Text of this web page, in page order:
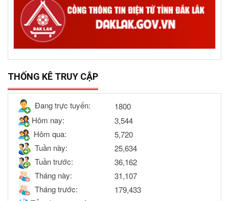
THỐNG KÊ TRUY CẬP
Đang trực tuyến:
1800
Hôm nay:
3,544
Hôm qua:
5,720
Tuần này:
25,634
Tuần trước:
36,162
Tháng này:
31,107
Tháng trước:
179,433